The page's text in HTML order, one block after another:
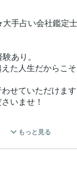
手占い会社鑑定
あり。
た人生だからこ
せていただけます
いませ！
気持ちを、お聴か
用いた鑑定で、
もっと見る